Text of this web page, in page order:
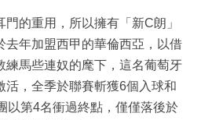
的重用，所以擁有「新C朗」
去年加盟西甲的華倫西亞，以借
練馬些連奴的麾下，這名葡萄牙
活，全季於聯賽斬獲6個入球和
以第4名衝過終點，僅僅落後於